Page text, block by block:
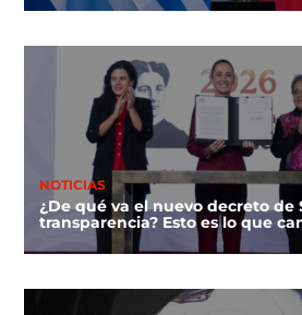
NOTICIAS
¿De qué va el nuevo decreto de
transparencia? Esto es lo que